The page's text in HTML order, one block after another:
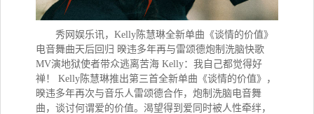
秀网娱乐讯， Kelly陈慧琳全新单曲《谈情的价值》
电音舞曲天后回归 暌违多年再与雷颂德炮制洗脑快歌
MV演地狱使者带众逃离苦海 Kelly：我自己都觉得好
禅！ Kelly陈慧琳推出第三首全新单曲《谈情的价值》，
暌违多年再次与音乐人雷颂德合作，炮制洗脑电音舞
曲，谈讨何谓爱的价值。渴望得到爱同时被人性牵绊，